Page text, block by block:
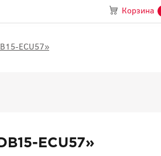
Корзина
ECU57»
ECU57»